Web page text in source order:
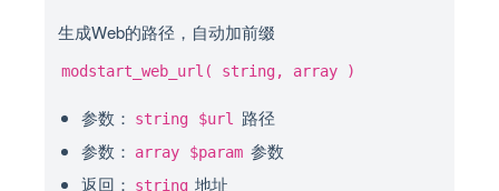
生成Web的路径，自动加前缀
modstart_web_url( string, array )
参数： string $url
路径
参数：
array $param 参数
返回：
string 地址